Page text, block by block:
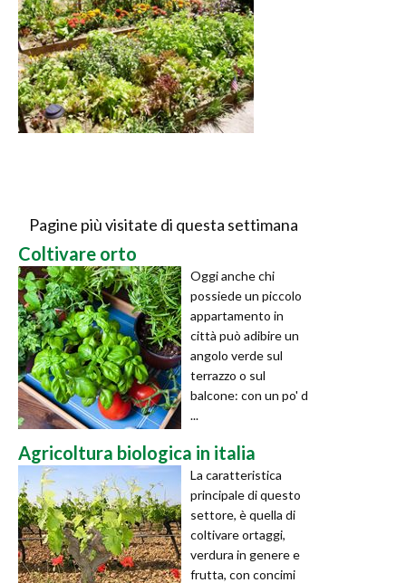
Pagine più visitate di questa settimana
Coltivare orto
Oggi anche chi
possiede un piccolo
appartamento in
città può adibire un
angolo verde sul
terrazzo o sul
balcone: con un po' d
...
Agricoltura biologica in italia
La caratteristica
principale di questo
settore, è quella di
coltivare ortaggi,
verdura in genere e
frutta, con concimi